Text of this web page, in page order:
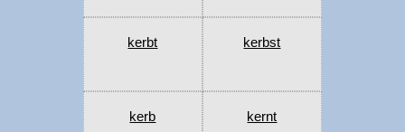
kerbt kerbst
kerb kernt